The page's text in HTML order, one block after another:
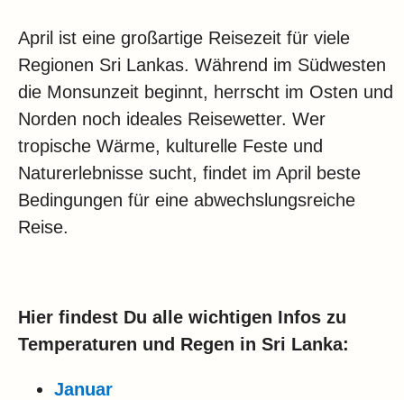
April ist eine großartige Reisezeit für viele
Regionen Sri Lankas. Während im Südwesten
die Monsunzeit beginnt, herrscht im Osten und
Norden noch ideales Reisewetter. Wer
tropische Wärme, kulturelle Feste und
Naturerlebnisse sucht, findet im April beste
Bedingungen für eine abwechslungsreiche
Reise.
Hier findest Du alle wichtigen Infos zu
Temperaturen und Regen in Sri Lanka:
Januar